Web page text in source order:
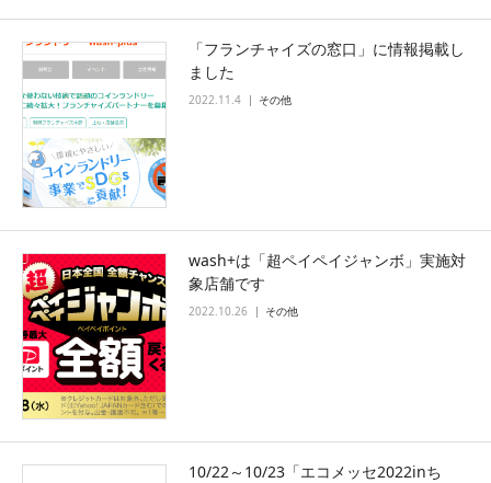
「フランチャイズの窓口」に情報掲載し
ました
2022.11.4 その他
wash+は「超ペイペイジャンボ」実施対
象店舗です
2022.10.26 その他
10/22～10/23「エコメッセ2022inち